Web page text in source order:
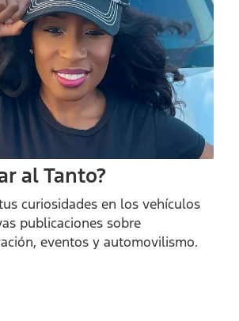
al Tanto?
curiosidades en los vehículos
publicaciones sobre
eventos y automovilismo.